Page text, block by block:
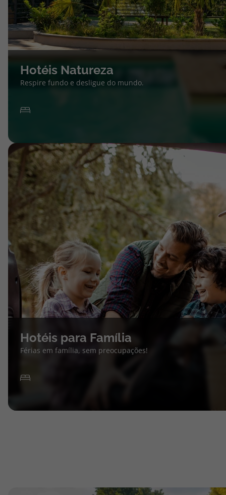
Hotéis Natureza
Respire fundo e desligue do mundo.
Hotéis para Família
Férias em família, sem preocupações!